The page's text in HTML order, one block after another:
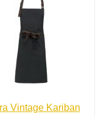
Vintage Kariban